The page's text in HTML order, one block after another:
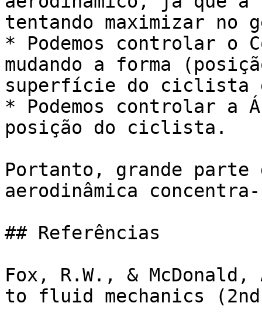
tentando maximizar no
* Podemos controlar o
mudando a forma
superfície do ciclista
* Podemos controlar a
posição do ciclista.
Portanto, grande parte
aerodinâmica
## Referências
Fox, R.W., &
to fluid mechanics